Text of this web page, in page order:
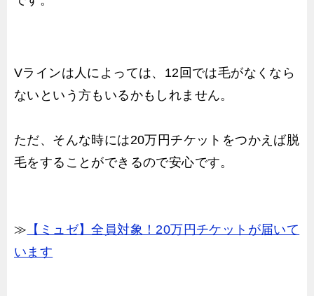
Vラインは人によっては、12回では毛がなくなら
ないという方もいるかもしれません。
ただ、そんな時には20万円チケットをつかえば脱
毛をすることができるので安心です。
≫ 【ミュゼ】全員対象！20万円チケットが届いて
います